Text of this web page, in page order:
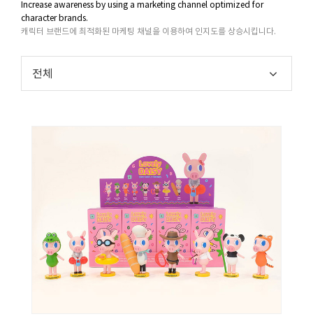
Increase awareness by using a marketing channel optimized for
character brands.
캐릭터 브랜드에 최적화된 마케팅 채널을 이용하여 인지도를 상승시킵니다.
전체